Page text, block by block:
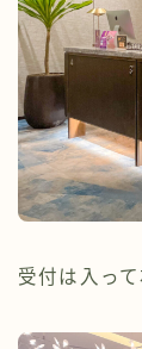
受付は入って